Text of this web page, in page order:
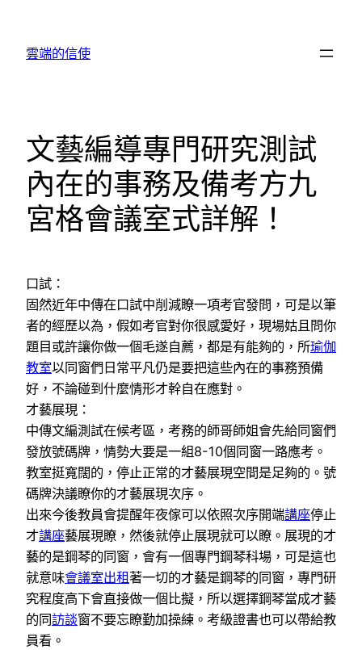
雲端的信使
文藝編導專門研究測試
內在的事務及備考方九
宮格會議室式詳解！
口試：
固然近年中傳在口試中削減瞭一項考官發問，可是以筆
者的經歷以為，假如考官對你很感愛好，現場姑且問你
題目或許讓你做一個毛遂自薦，都是有能夠的，所瑜伽
教室以同窗們日常平凡仍是要把這些內在的事務預備
好，不論碰到什麼情形才幹自在應對。
才藝展現：
中傳文編測試在候考區，考務的師哥師姐會先給同窗們
發放號碼牌，情勢大要是一組8-10個同窗一路應考。
教室挺寬闊的，停止正常的才藝展現空間是足夠的。號
碼牌決議瞭你的才藝展現次序。
出來今後教員會提醒年夜傢可以依照次序開端講座停止
才講座藝展現瞭，然後就停止展現就可以瞭。展現的才
藝的是鋼琴的同窗，會有一個專門鋼琴科場，可是這也
就意味會議室出租著一切的才藝是鋼琴的同窗，專門研
究程度高下會直接做一個比擬，所以選擇鋼琴當成才藝
的同訪談窗不要忘瞭勤加操練。考級證書也可以帶給教
員看。